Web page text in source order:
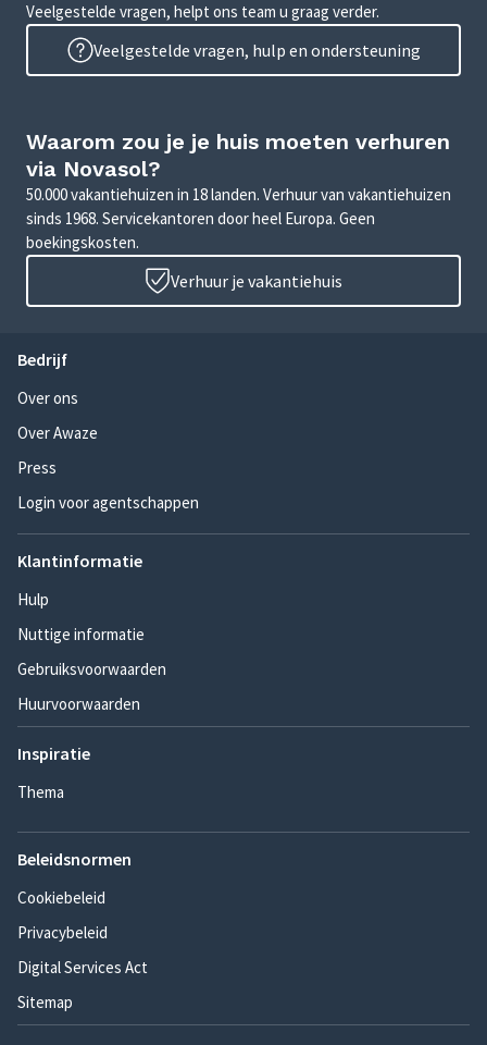
Veelgestelde vragen, helpt ons team u graag verder.
Veelgestelde vragen, hulp en ondersteuning
Waarom zou je je huis moeten verhuren
via Novasol?
50.000 vakantiehuizen in 18 landen. Verhuur van vakantiehuizen
sinds 1968. Servicekantoren door heel Europa. Geen
boekingskosten.
Verhuur je vakantiehuis
Bedrijf
Over ons
Over Awaze
Press
Login voor agentschappen
Klantinformatie
Hulp
Nuttige informatie
Gebruiksvoorwaarden
Huurvoorwaarden
Inspiratie
Thema
Beleidsnormen
Cookiebeleid
Privacybeleid
Digital Services Act
Sitemap